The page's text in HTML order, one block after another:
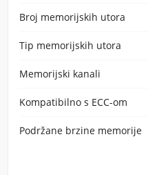
Broj memorijskih utora
Tip memorijskih utora
Memorijski kanali
Kompatibilno s ECC-om
Podržane brzine memorije